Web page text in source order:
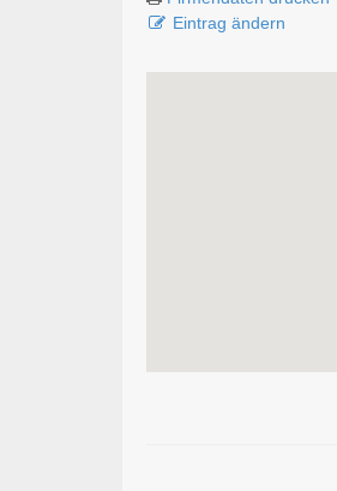
Eintrag ändern